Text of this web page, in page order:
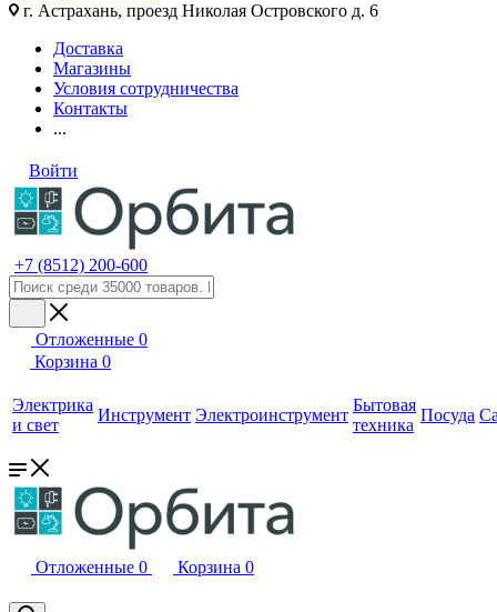
г. Астрахань, проезд Николая Островского д. 6
Доставка
Магазины
Условия сотрудничества
Контакты
...
Войти
+7 (8512) 200-600
Отложенные 0
Корзина 0
Электрика
и свет
Инструмент Электроинструмент
Бытовая
техника
Посуда
Отложенные 0 Корзина 0